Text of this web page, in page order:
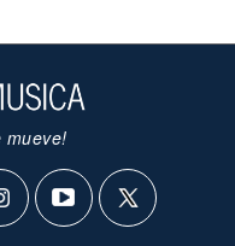
mueve!